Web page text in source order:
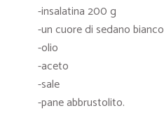
-insalatina 200 g
-un cuore di sedano bianco
-olio
-aceto
-sale
-pane abbrustolito.